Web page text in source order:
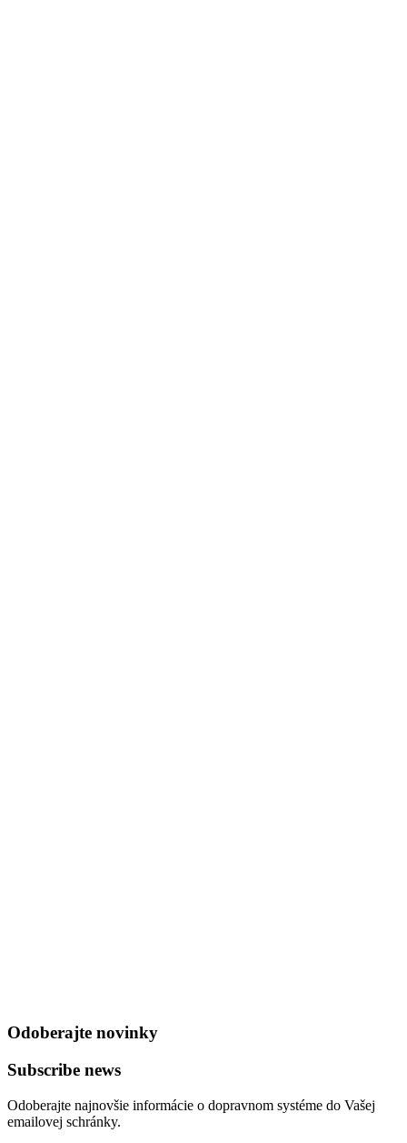
Odoberajte novinky
Subscribe news
Odoberajte najnovšie informácie o dopravnom systéme do Vašej
emailovej schránky.